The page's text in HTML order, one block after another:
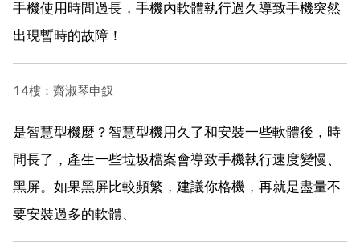
手機使用時間過長，手機內軟體執行過久導致手機突然
出現暫時的故障！
14樓：齋淑琴申釵
是智慧型機麼？智慧型機用久了和安裝一些軟體後，時
間長了，產生一些垃圾檔案會導致手機執行速度變慢、
黑屏。如果黑屏比較頻繁，建議你格機，再就是盡量不
要安裝過多的軟體、